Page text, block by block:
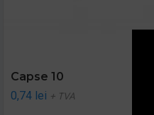
Capse 10
0,74 lei + TVA